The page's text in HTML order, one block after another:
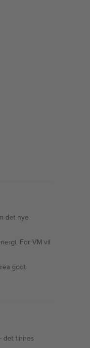
det nye
For VM vil
godt
det finnes